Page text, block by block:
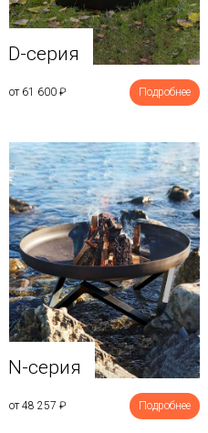
D-серия
от 61 600 ₽ Подробнее
N-серия
от 48 257 ₽ Подробнее